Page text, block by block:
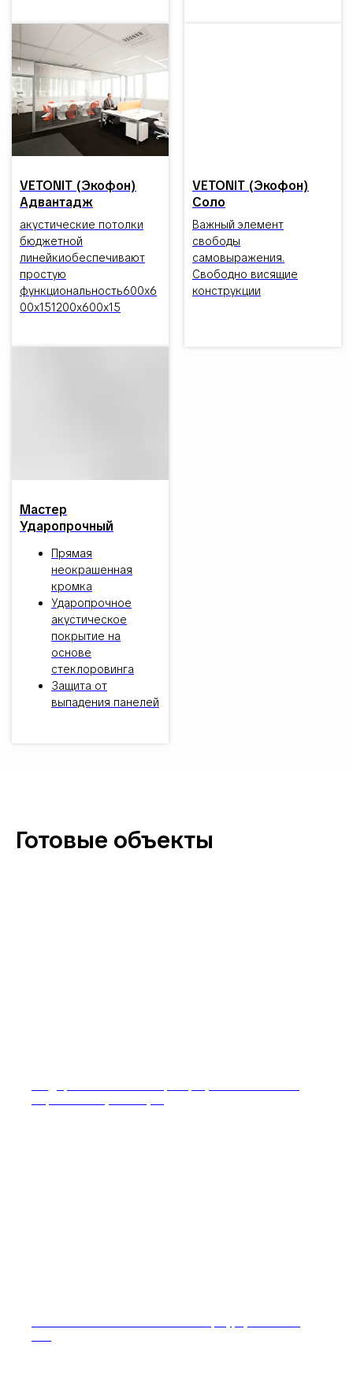
VETONIT (Экофон)
Адвантадж
акустические потолки
бюджетной
линейкиобеспечивают
простую
функциональность600x6
00x151200x600x15
VETONIT (Экофон)
Соло
Важный элемент
свободы
самовыражения.
Свободно висящие
конструкции
Мастер
Ударопрочный
Прямая
неокрашенная
кромка
Ударопрочное
акустическое
покрытие на
основе
стеклоровинга
Защита от
выпадения панелей
Готовые объекты